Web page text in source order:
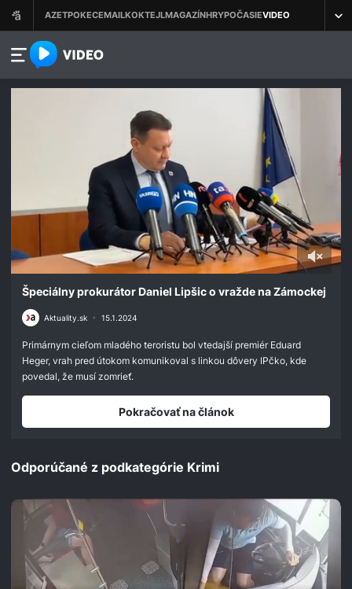
azet.video.sk
seconds
44
minutes,
49
seconds
Špeciálny prokurátor Daniel Lipšic o vražde na Zámockej
Aktuality.sk • 15.1.2024
Primárnym cieľom mladého teroristu bol vtedajší premiér Eduard
Heger, vrah pred útokom komunikoval s linkou dôvery IPčko, kde
povedal, že musí zomrieť.
Pokračovať na článok
Odporúčané z podkategórie Krimi